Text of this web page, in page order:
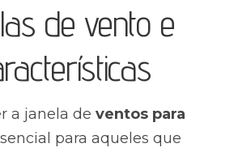
de vento e
a janela de ventos para
para aqueles que